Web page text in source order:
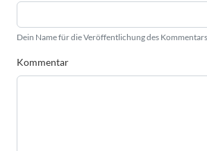
Dein Name für die Veröffentlichung des Kommentars
Kommentar